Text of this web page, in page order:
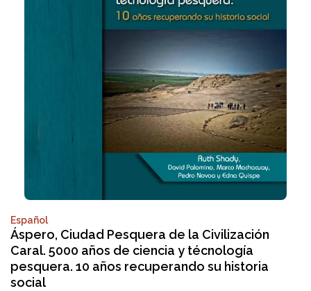
Español
Áspero, Ciudad Pesquera de la Civilización
Caral. 5000 años de ciencia y técnología
pesquera. 10 años recuperando su historia
social